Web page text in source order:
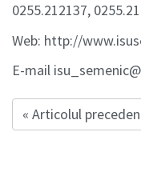
0255.212137,
Web: http://
E-mail
« Articolul